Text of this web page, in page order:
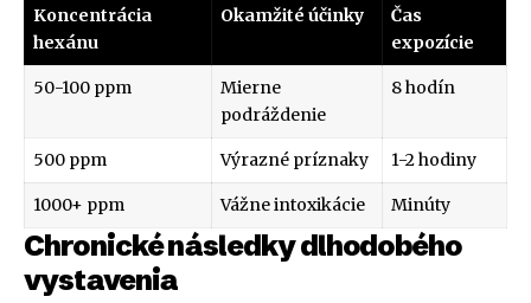
Koncentrácia
hexánu
Okamžité účinky
Čas
expozície
50-100 ppm
Mierne
podráždenie
8 hodín
500 ppm Výrazné príznaky 1-2 hodiny
1000+ ppm Vážne intoxikácie Minúty
Chronické následky dlhodobého
vystavenia